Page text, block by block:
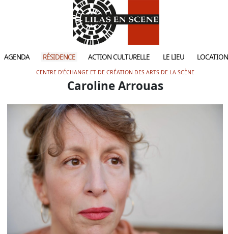
AGENDA RÉSIDENCE ACTION CULTURELLE LE LIEU LOCATION
CENTRE D'ÉCHANGE ET DE CRÉATION DES ARTS DE LA SCÈNE
Caroline Arrouas